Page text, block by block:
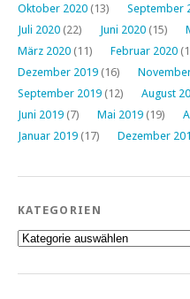
Oktober 2020 (13) September
Juli 2020 (22) Juni 2020 (15)
März 2020 (11) Februar 2020
Dezember 2019 (16)
September 2019 (12) August
Juni 2019 (7) Mai 2019 (19)
Januar 2019 (17) Dezember
KATEGORIEN
Kategorien